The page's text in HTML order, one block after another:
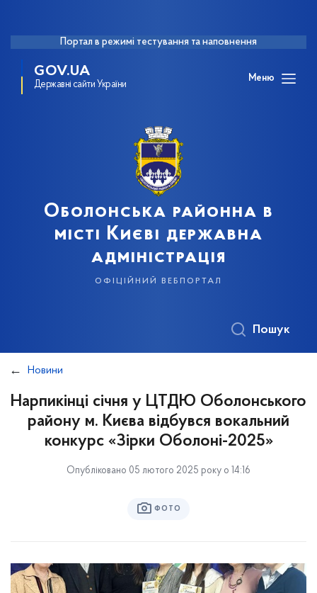
Портал в режимі тестування та наповнення
GOV.UA
Державні сайти України
Меню
Оболонська районна в
місті Києві державна
адміністрація
офіційний вебпортал
Пошук
Новини
Нарпикінці січня у ЦТДЮ Оболонського
району м. Києва відбувся вокальний
конкурс «Зірки Оболоні-2025»
Опубліковано 05 лютого 2025 року о 14:16
ФОТО